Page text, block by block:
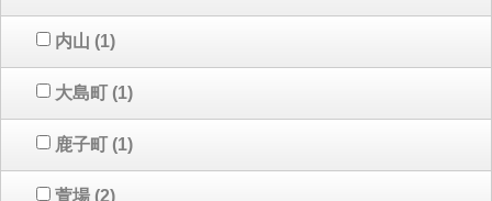
内山 (1)
大島町 (1)
鹿子町 (1)
萱場 (2)